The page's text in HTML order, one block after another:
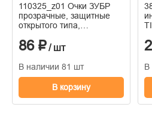
110325_z01 Очки ЗУБР
прозрачные, защитные
открытого типа,
86 ₽/ шт
В наличии 81 шт
В корзину
В